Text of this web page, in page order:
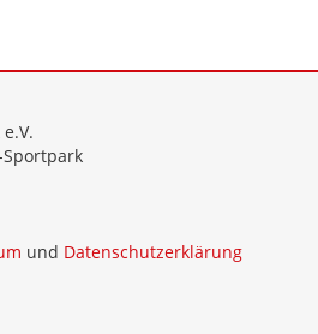
und Datenschutzerklärung